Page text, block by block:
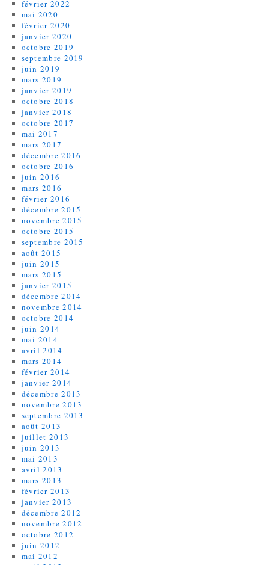
février 2022
mai 2020
février 2020
janvier 2020
octobre 2019
septembre 2019
juin 2019
mars 2019
janvier 2019
octobre 2018
janvier 2018
octobre 2017
mai 2017
mars 2017
décembre 2016
octobre 2016
juin 2016
mars 2016
février 2016
décembre 2015
novembre 2015
octobre 2015
septembre 2015
août 2015
juin 2015
mars 2015
janvier 2015
décembre 2014
novembre 2014
octobre 2014
juin 2014
mai 2014
avril 2014
mars 2014
février 2014
janvier 2014
décembre 2013
novembre 2013
septembre 2013
août 2013
juillet 2013
juin 2013
mai 2013
avril 2013
mars 2013
février 2013
janvier 2013
décembre 2012
novembre 2012
octobre 2012
juin 2012
mai 2012